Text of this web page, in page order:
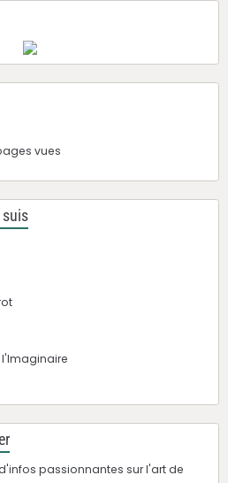
vues
suis
passionnantes sur l'art de